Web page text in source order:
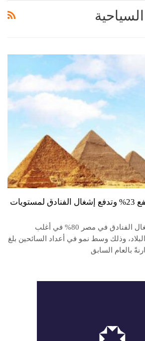
السياحة المصرية ترتفع 23% وتدفع إشغال الفنادق لمستويات
تجاوز متوسط نسبة إشغال الفنادق في مصر 80% في أغلب
وذلك وسط نمو في أعداد السائحين بلغ